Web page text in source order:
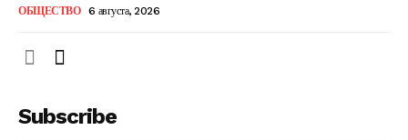
ОБЩЕСТВО 6 августа, 2026
Subscribe